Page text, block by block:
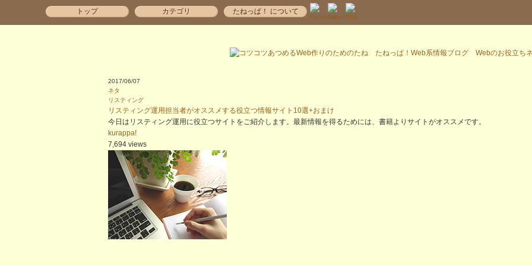
トップ カテゴリ たねっぱ！ について
2017/06/07
ネタ
リスティング
リスティング運用担当者がオススメする役立つ情報サイト10選+おまけ
今日はリスティング運用に役立つサイトをご紹介します。最新情報を得るためには、書籍よりサイトがオススメです。
kurappa!
7,694 views